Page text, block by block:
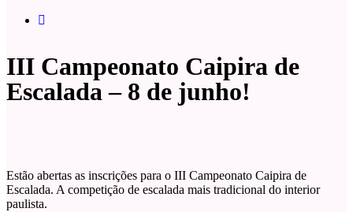
III Campeonato Caipira de
Escalada – 8 de junho!
Estão abertas as inscrições para o III Campeonato Caipira de
Escalada. A competição de escalada mais tradicional do interior
paulista.